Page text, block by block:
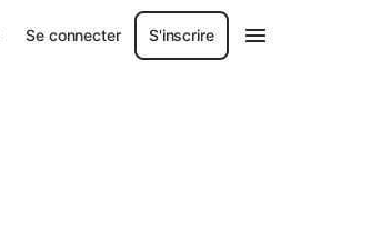
Se connecter S'inscrire